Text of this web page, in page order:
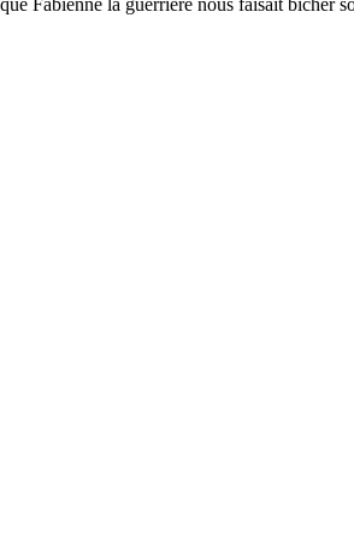
Fabienne la guerrière nous faisait bicher